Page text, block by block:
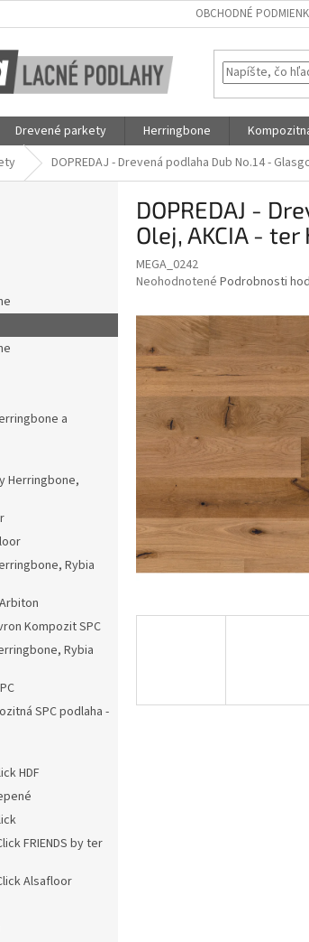
OBCHODNÉ
Drevené parkety Herringbone
DOPREDAJ - Drevená podlaha Dub No.14 -
a
Herringbone,
Rybia
Kompozit SPC
Rybia
SPC podlaha -
HDF
FRIENDS by ter
Alsafloor
DOPREDAJ -
Olej, AKCIA - ter
MEGA_0242
Priemerné
produktu
0,0
z
hviezdičiek.
Neohodnotené Podrobnosti